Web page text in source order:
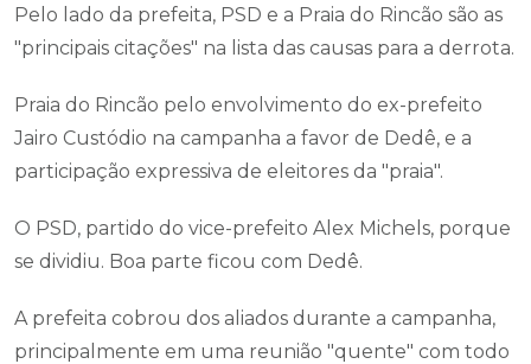
Pelo lado da prefeita, PSD e a Praia do Rincão são as
"principais citações" na lista das causas para a derrota.
Praia do Rincão pelo envolvimento do ex-prefeito
Jairo Custódio na campanha a favor de Dedê, e a
participação expressiva de eleitores da "praia".
O PSD, partido do vice-prefeito Alex Michels, porque
se dividiu. Boa parte ficou com Dedê.
A prefeita cobrou dos aliados durante a campanha,
principalmente em uma reunião "quente" com todo